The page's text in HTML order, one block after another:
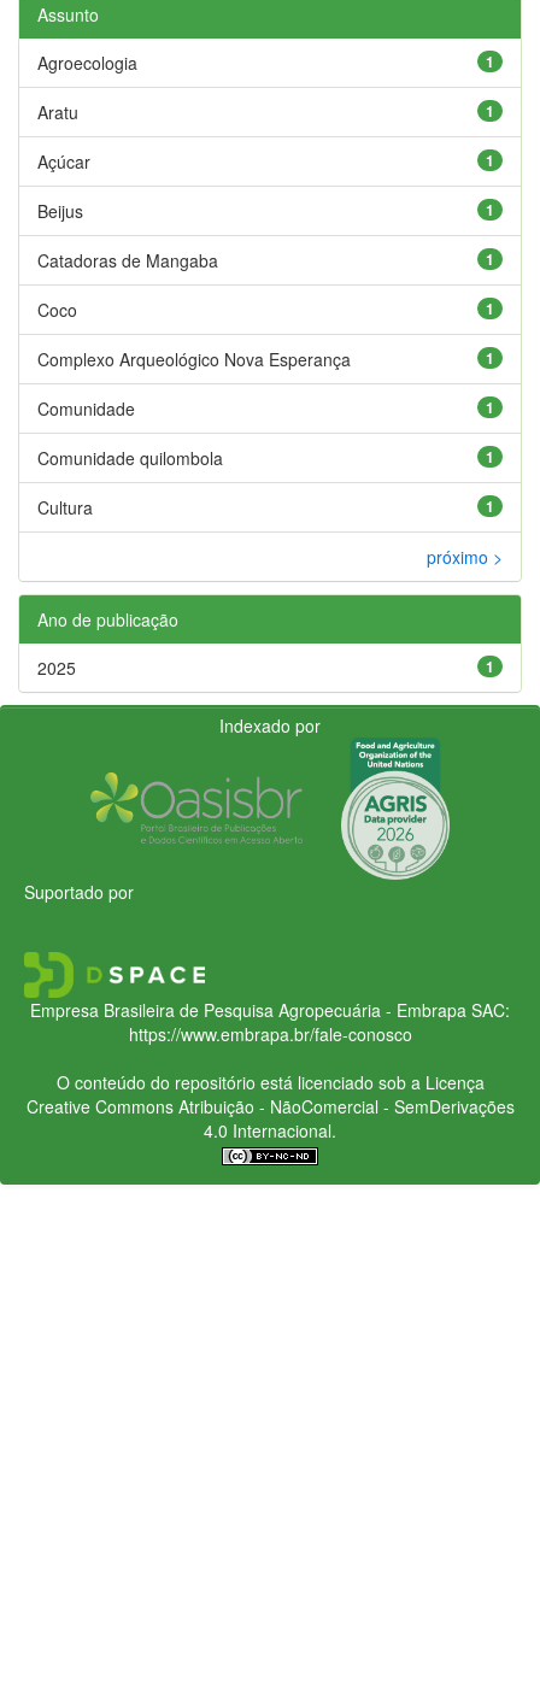
Assunto
1
Agroecologia
1
Aratu
1
Açúcar
1
Beijus
1
Catadoras de Mangaba
1
Coco
1
Complexo Arqueológico Nova Esperança
1
Comunidade
1
Comunidade quilombola
1
Cultura
próximo >
Ano de publicação
1
2025
Indexado por
Suportado por
Empresa Brasileira de Pesquisa Agropecuária - Embrapa SAC:
https://www.embrapa.br/fale-conosco
O conteúdo do repositório está licenciado sob a Licença
Creative CommonsAtribuição - NãoComercial - SemDerivações
4.0 Internacional.